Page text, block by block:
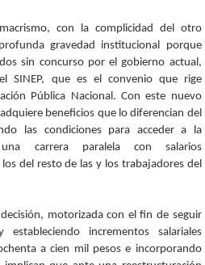
con la complicidad del otro
gravedad institucional porque
sin concurso por el gobierno actual,
SINEP, que es el convenio que rige
Pública Nacional. Con este nuevo
beneficios que lo diferencian del
las condiciones para acceder a la
carrera paralela con salarios
del resto de las y los trabajadores del
motorizada con el fin de seguir
incrementos salariales
a cien mil pesos e incorporando